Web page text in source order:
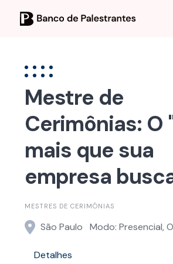
Mestre de
Cerimônias: O
mais que sua
empresa
MESTRES DE CERIMÔNIAS
São Paulo Modo: Presencial,
Detalhes